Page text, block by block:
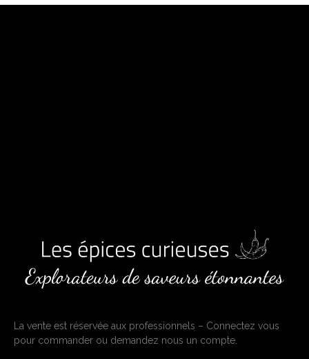
La vente est réservée aux professionnels – Connectez vous
pour commander ou demandez nous un compte.